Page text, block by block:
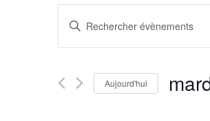
Recherche
et
de
Saisir
mot-
clé.
Évènements
par
Aujourd'hui